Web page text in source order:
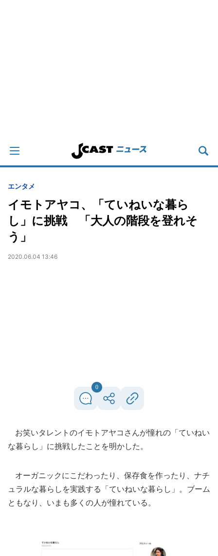
エンタメ
イモトアヤコ、「ていねいな暮ら
し」に挑戦 「大人の階段を登れそ
う」
2020.06.04 13:46
0
お笑いタレントのイモトアヤコさんが憧れの「ていねい
な暮らし」に挑戦したことを明かした。
オーガニックにこだわったり、保存食を作ったり、ナチ
ュラルな暮らしを実践する「ていねいな暮らし」。ブーム
ともなり、いまも多くの人が憧れている。